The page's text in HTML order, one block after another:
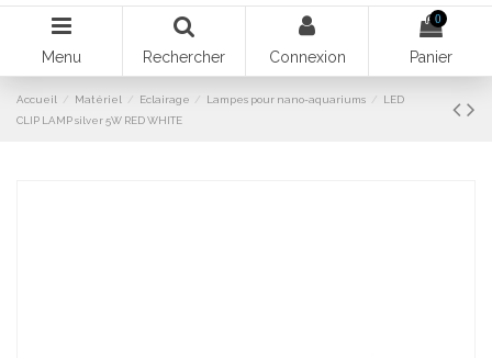
Menu Rechercher Connexion
0
Panier
Accueil Matériel Eclairage Lampes pour nano-aquariums
LED
CLIP LAMP silver 5W RED WHITE